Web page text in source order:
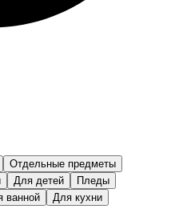
Отдельные предметы
Для детей
Пледы
ванной
Для кухни